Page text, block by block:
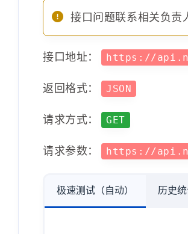
接口问题联系相关负责
接口地址： https://
返回格式： JSON
请求方式： GET
请求参数： https://
极速测试（自动） 历史